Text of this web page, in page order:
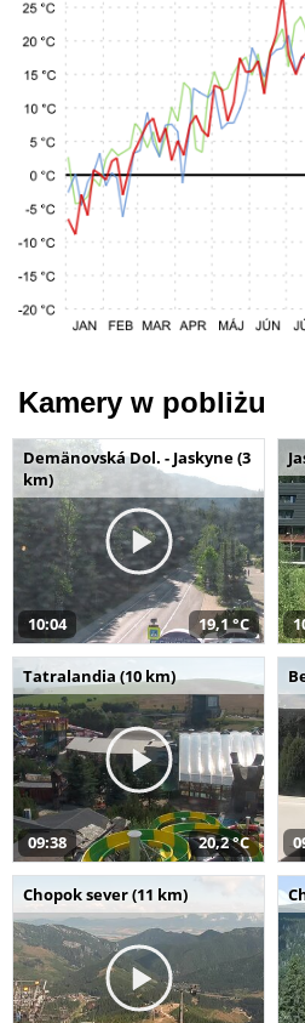
Kamery w pobliżu
Demänovská Dol. - Jaskyne (3
km)
10:04 19,1 °C
Tatralandia (10 km)
09:38 20,2 °C
Chopok sever (11 km)